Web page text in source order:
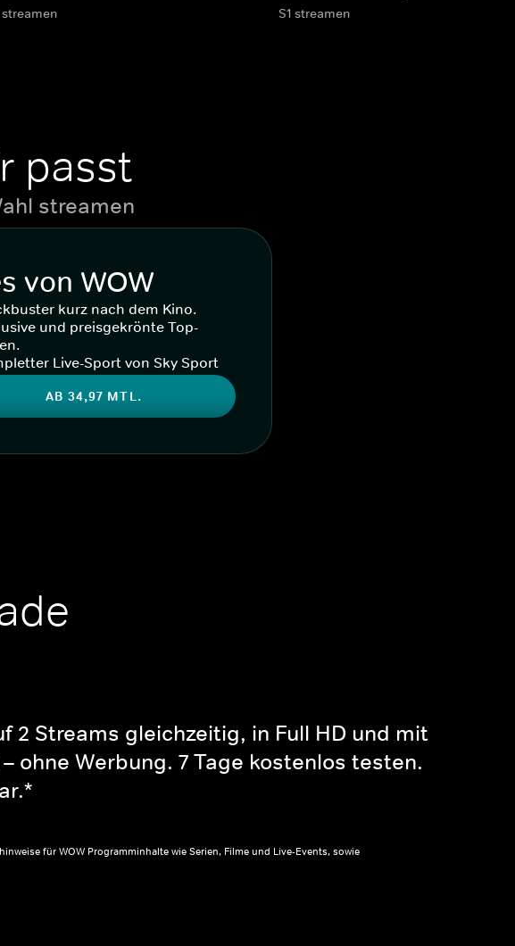
streamen S1 streamen
passt
streamen
von WOW
kurz nach dem Kino.
und preisgekrönte Top-
Live-Sport von Sky Sport
AB 34,97 MTL.
2 Streams gleichzeitig, in Full HD und mit
ohne Werbung. 7 Tage kostenlos testen.
für WOW Programminhalte wie Serien, Filme und Live-Events, sowie